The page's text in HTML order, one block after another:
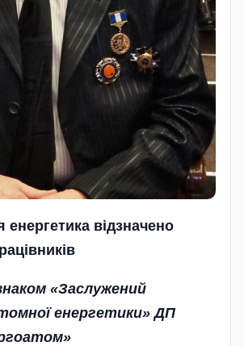
енергетика відзначено
«Заслужений
енергетики» ДП